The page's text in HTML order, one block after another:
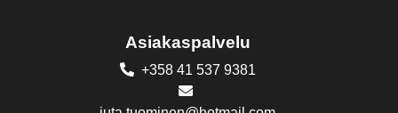
Asiakaspalvelu
+358 41 537 9381